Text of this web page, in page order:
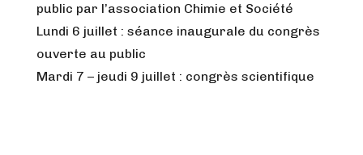
public par l’association Chimie et Société
Lundi 6 juillet : séance inaugurale du congrès
ouverte au public
Mardi 7 – jeudi 9 juillet : congrès scientifique